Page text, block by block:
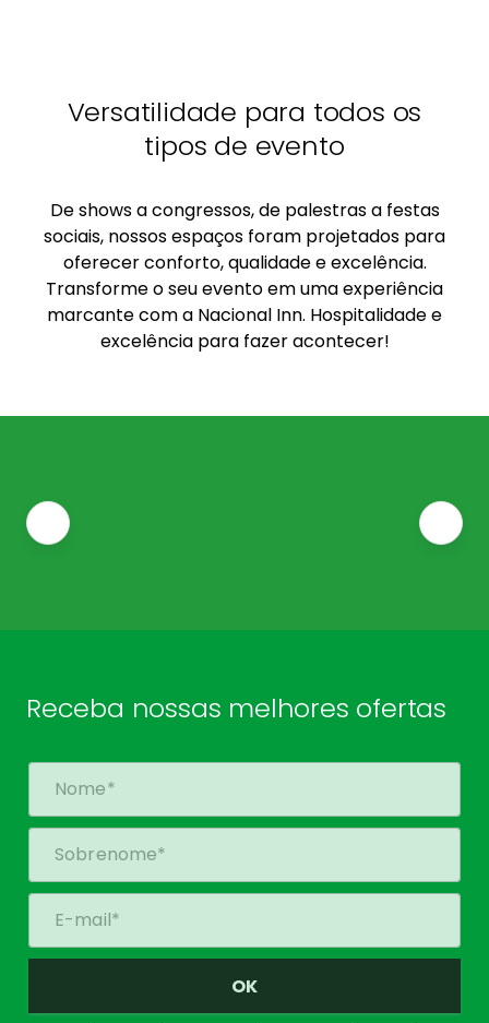
Versatilidade para todos os
tipos de evento
De shows a congressos, de palestras a festas
sociais, nossos espaços foram projetados para
oferecer conforto, qualidade e excelência.
Transforme o seu evento em uma experiência
marcante com a Nacional Inn. Hospitalidade e
excelência para fazer acontecer!
Receba nossas melhores ofertas
OK